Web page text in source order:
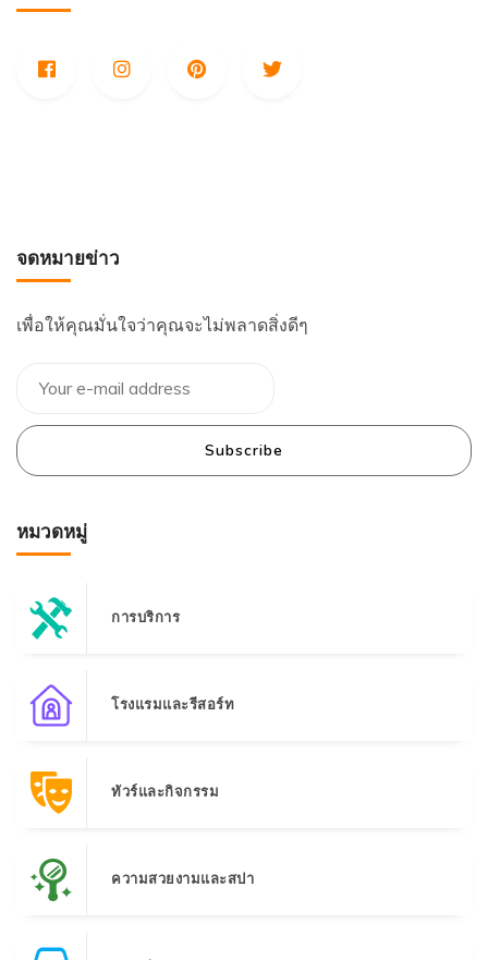
จดหมายข่าว
เพื่อให้คุณมั่นใจว่าคุณจะไม่พลาดสิ่งดีๆ
Subscribe
หมวดหมู่
การบริการ
โรงแรมและรีสอร์ท
ทัวร์และกิจกรรม
ความสวยงามและสปา